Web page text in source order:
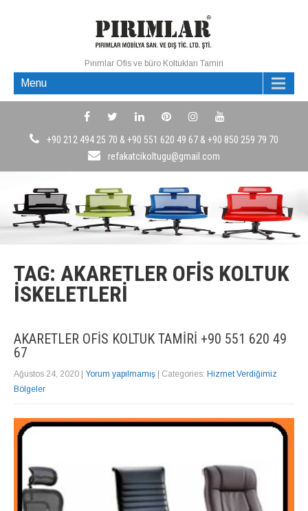
Pırımlar Ofis ve büro Koltukları Tamiri
Menu
+90 212 494 25 70 & +90 551 620 49 67 & +90 850 259 79 70
refakatcikoltugu@gmail.com
TAG: AKARETLER OFIS KOLTUK
İSKELETLERI
AKARETLER OFIS KOLTUK TAMIRI +90 551 620 49
67
Ağustos 24, 2020 | Yorum yapılmamış | Categories: Hizmet Verdiğimiz
Bölgeler